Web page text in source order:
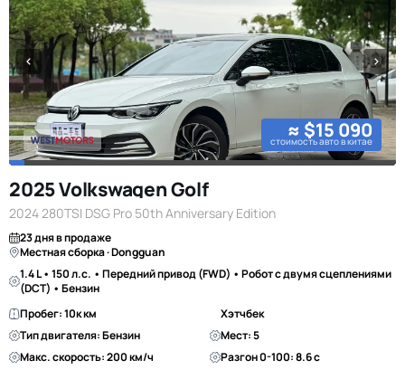
≈ $15 090
стоимость авто в китае
2025 Volkswagen Golf
2024 280TSI DSG Pro 50th Anniversary Edition
23 дня в продаже
Местная сборка · Dongguan
1.4 L • 150 л.с. • Передний привод (FWD) • Робот с двумя сцеплениями
(DCT) • Бензин
Пробег: 10к км
Хэтчбек
Тип двигателя: Бензин
Мест: 5
Макс. скорость: 200 км/ч
Разгон 0-100: 8.6 с